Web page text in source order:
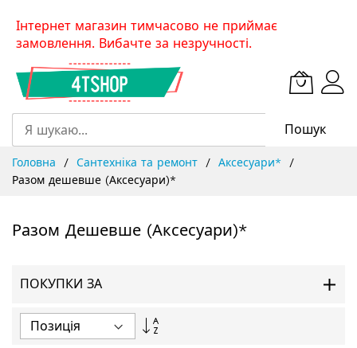
SkipІнтернет магазин тимчасово не приймає
замовлення. Вибачте за незручності.
Пошук
Головна Сантехніка та ремонт
Аксесуари*
Разом дешевше (Аксесуари)*
Разом Дешевше (Аксесуари)*
ПОКУПКИ ЗА
Сортувати